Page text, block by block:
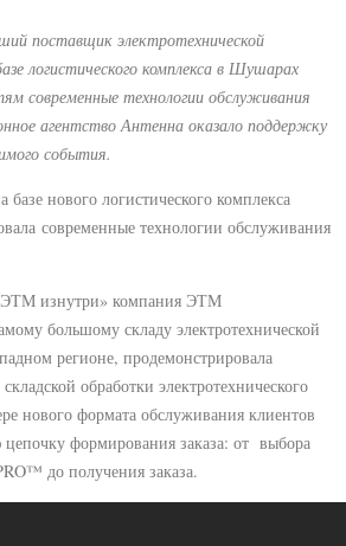
поставщик электротехнической
логистического комплекса в Шушарах
современные технологии обслуживания
агентство Антенна оказало поддержку
события.
нового логистического комплекса
современные технологии обслуживания
изнутри» компания ЭТМ
большому складу электротехнической
регионе, продемонстрировала
обработки электротехнического
нового формата обслуживания клиентов
формирования заказа: от выбора
до получения заказа.